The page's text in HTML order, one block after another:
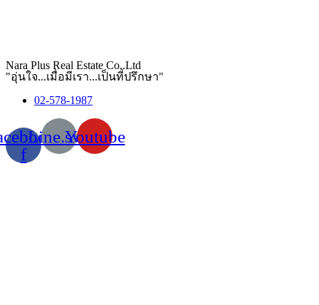
Nara Plus Real Estate Co,.Ltd
"อุ่นใจ...เมื่อมีเรา...เป็นที่ปรึกษา"
02-578-1987
f
Line.svgYoutube